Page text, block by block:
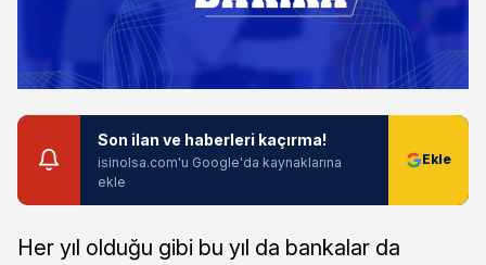
Son ilan ve haberleri kaçırma!
isinolsa.com'u Google'da kaynaklarına
ekle
Her yıl olduğu gibi bu yıl da bankalar da